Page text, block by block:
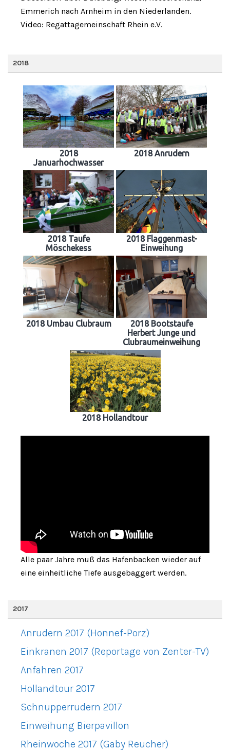
Emmerich nach Arnheim in den Niederlanden.
Video: Regattagemeinschaft Rhein e.V.
2018
2018
Januarhochwasser
2018 Anrudern
2018 Taufe
Möschekess
2018 Flaggenmast-
Einweihung
2018 Umbau Clubraum
2018 Bootstaufe
Herbert Junge und
Clubraumeinweihung
2018 Hollandtour
Alle paar Jahre muß das Hafenbacken wieder auf
eine einheitliche Tiefe ausgebaggert werden.
2017
Anrudern 2017 (Honnef-Porz)
Einkranen 2017 (Reportage von Zenter-TV)
Anfahren 2017
Hollandtour 2017
Schnupperrudern 2017
Einweihung Bierpavillon
Rheinwoche 2017 (Gaby Reucher)